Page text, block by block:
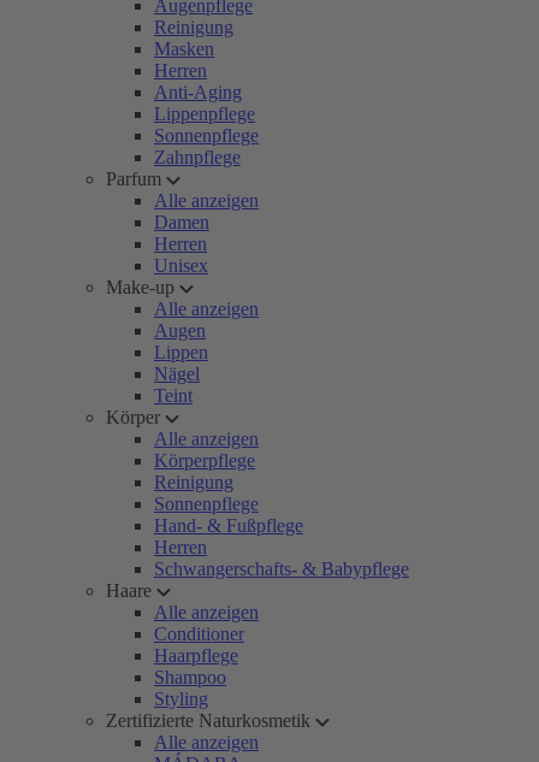
Augenpflege
Reinigung
Masken
Herren
Anti-Aging
Lippenpflege
Sonnenpflege
Zahnpflege
Parfum
Alle anzeigen
Damen
Herren
Unisex
Make-up
Alle anzeigen
Augen
Lippen
Nägel
Teint
Körper
Alle anzeigen
Körperpflege
Reinigung
Sonnenpflege
Hand- & Fußpflege
Herren
Schwangerschafts- & Babypflege
Haare
Alle anzeigen
Conditioner
Haarpflege
Shampoo
Styling
Zertifizierte Naturkosmetik
Alle anzeigen